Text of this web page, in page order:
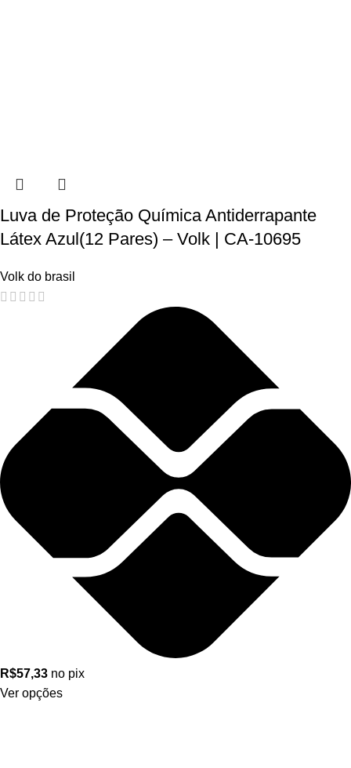
Luva de Proteção Química Antiderrapante
Látex Azul(12 Pares) – Volk | CA-10695
Volk do brasil
R$57,33 no pix
Ver opções